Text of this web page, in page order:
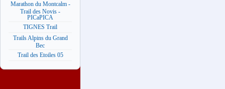
Marathon du Montcalm -
Trail des Novis -
PICaPICA
TIGNES Trail
Trails Alpins du Grand
Bec
Trail des Etoiles 05